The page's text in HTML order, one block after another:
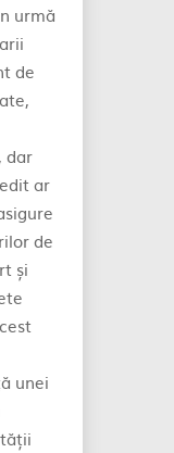
urmă
de
dar
ar
de
și
unei